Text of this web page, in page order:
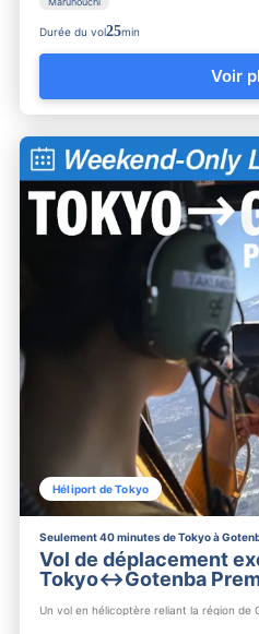
Durée du vol25min
Voir
Héliport de Tokyo
Seulement 40 minutes de Tokyo à
Vol de déplacement
Tokyo↔︎Gotenba